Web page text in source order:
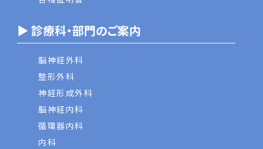
▶ 診療科・部門のご案内
脳神経外科
整形外科
神経形成外科
脳神経内科
循環器内科
内科